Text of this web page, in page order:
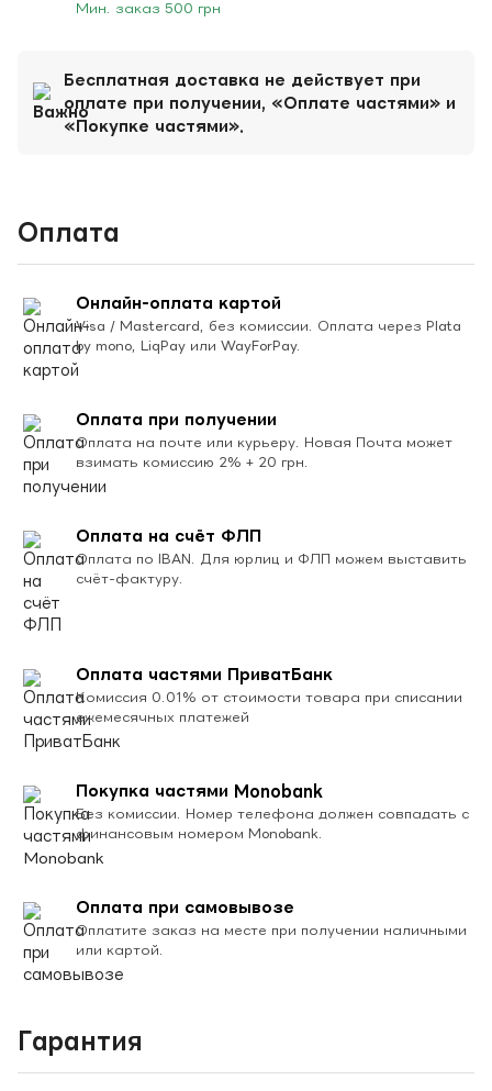
Мин. заказ 500 грн
Бесплатная доставка не действует при
оплате при получении, «Оплате частями» и
«Покупке частями».
Оплата
Онлайн-оплата картой
Visa / Mastercard, без комиссии. Оплата через Plata
by mono, LiqPay или WayForPay.
Оплата при получении
Оплата на почте или курьеру. Новая Почта может
взимать комиссию 2% + 20 грн.
Оплата на счёт ФЛП
Оплата по IBAN. Для юрлиц и ФЛП можем выставить
счёт-фактуру.
Оплата частями ПриватБанк
Комиссия 0.01% от стоимости товара при списании
ежемесячных платежей
Покупка частями Monobank
Без комиссии. Номер телефона должен совпадать с
финансовым номером Monobank.
Оплата при самовывозе
Оплатите заказ на месте при получении наличными
или картой.
Гарантия